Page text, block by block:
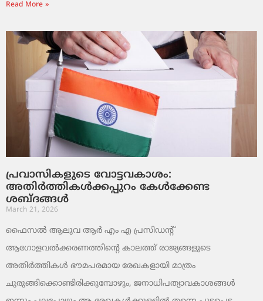
Read More »
പ്രവാസികളുടെ വോട്ടവകാശം:
അതിർത്തികൾക്കപ്പുറം കേൾക്കേണ്ട
ശബ്ദങ്ങൾ
March 21, 2026
ഫൈസൽ ആലുവ ആർ എം എ പ്രസിഡന്റ്
ആഗോളവൽക്കരണത്തിന്റെ കാലത്ത് രാജ്യങ്ങളുടെ
അതിർത്തികൾ ഭൗമപരമായ രേഖകളായി മാത്രം
ചുരുങ്ങിക്കൊണ്ടിരിക്കുമ്പോഴും, ജനാധിപത്യാവകാശങ്ങൾ